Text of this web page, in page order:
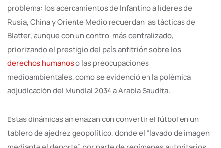
problema: los acercamientos de Infantino a líderes de
Rusia, China y Oriente Medio recuerdan las tácticas de
Blatter, aunque con un control más centralizado,
priorizando el prestigio del país anfitrión sobre los
derechos humanoso las preocupaciones
medioambientales, como se evidenció en la polémica
adjudicación del Mundial 2034 a Arabia Saudita.
Estas dinámicas amenazan con convertir el fútbol en un
tablero de ajedrez geopolítico, donde el “lavado de imagen